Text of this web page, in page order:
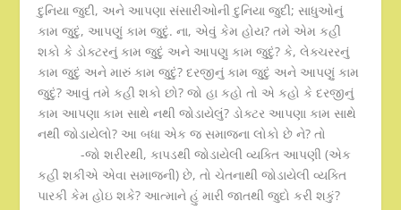
દુનિયા જુદી, અને આપણા સંસારીઓની દુનિયા જુદી; સાધુઓનું
કામ જુદું, આપણું કામ જુદું. ના, એવું કેમ હોય? તમે એમ કહી
શકો કે ડોક્ટરનું કામ જુદું અને આપણુ કામ જુદું? કે, લેક્ચરરનું
કામ જુદું અને મારું કામ જુદું? દરજીનું કામ જુદું અને આપણું કામ
જુદું? આવું તમે કહી શકો છો? જો હા કહો તો એ કહો કે દરજીનું
કામ આપણા કામ સાથે નથી જોડાયેલું? ડોક્ટર આપણા કામ સાથે
નથી જોડાયેલો? આ બધા એક જ સમાજના લોકો છે ને? તો
-જો શરીરથી, કાપડથી જોડાયેલી વ્યક્તિ આપણી (એક
કહી શકીએ એવા સમાજની) છે, તો ચેતનાથી જોડાયેલી વ્યક્તિ
પારકી કેમ હોઇ શકે? આત્માને હું મારી જાતથી જુદો કરી શકું?